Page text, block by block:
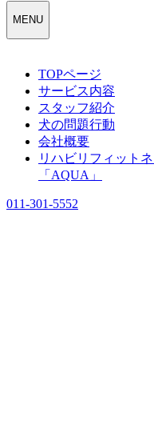
MENU
TOPページ
サービス内容
スタッフ紹介
犬の問題行動
会社概要
リハビリフィット
「AQUA」
011-301-5552